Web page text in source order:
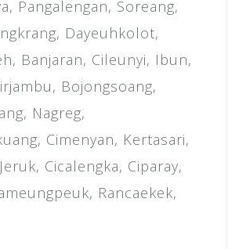
Pangalengan, Soreang,
Dayeuhkolot,
Banjaran, Cileunyi, Ibun,
Bojongsoang,
Nagreg,
Cimenyan, Kertasari,
Cicalengka, Ciparay,
Rancaekek,